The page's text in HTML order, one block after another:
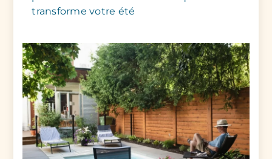
transforme votre été